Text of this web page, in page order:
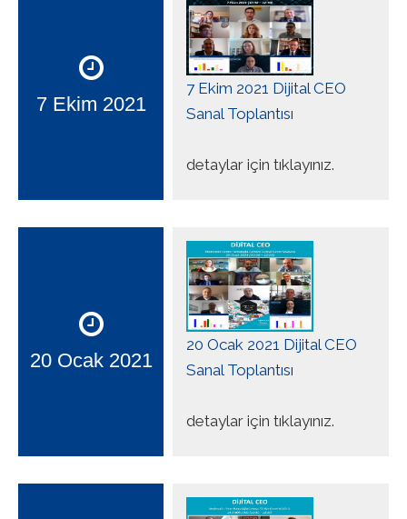
7 Ekim 2021
7 Ekim 2021 Dijital CEO
Sanal Toplantısı
detaylar için tıklayınız.
20 Ocak 2021
20 Ocak 2021 Dijital CEO
Sanal Toplantısı
detaylar için tıklayınız.